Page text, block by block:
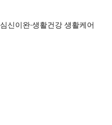
심신이완·생활건강 생활케어